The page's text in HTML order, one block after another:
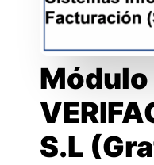
S.L